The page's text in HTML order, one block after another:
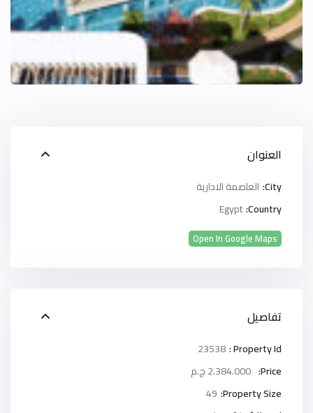
العنوان
City: العاصمة الادارية
Country:
Egypt
Open In Google Maps
تفاصيل
Property Id :
23538
Price: 2.384.000 ج.م
Property Size:
49